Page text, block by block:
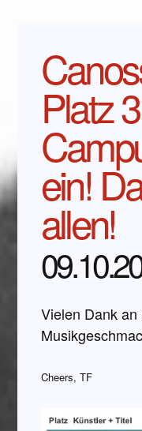
Platz
ein!
allen!
Vielen Dank
Cheers, TF